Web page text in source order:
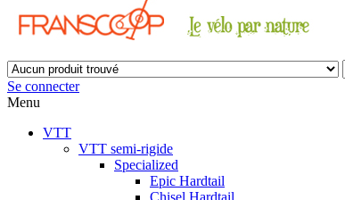
Se connecter
Menu
VTT
VTT semi-rigide
Specialized
Epic Hardtail
Chisel Hardtail